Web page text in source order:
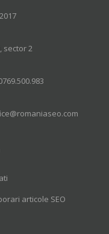
sector 2
articole SEO